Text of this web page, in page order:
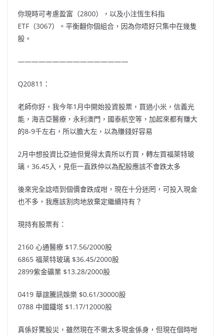
你現時可考慮盈富（2800），以及小注恆生科指
ETF（3067）。平衡翻你個組合，因為你唔好只集中在幾隻
股。
————————————————
Q20811：
老師你好，我今年1月中開始投資股票，買過小米，信義光
能，海吉亞醫療，永利澳門，國泰航空等，加起來都有賺大
的8-9千左右，所以膽大左，以為賺錢好容易
2月中想投資比亞迪但覺得太貴所以冇買，轉左買福萊特玻
璃，36.45入，見佢一直跌仲以為配股應該不會跌太多
後來完全諗唔到個價會跌成咁，現在十分迷罔，可投入現金
也不多，我應該割肉地放棄定繼續持有？
現持有股票有：
2160 心通醫療 $17.56/2000股
6865 福萊特玻璃 $36.45/2000股
2899紫金礦業 $13.28/2000股
0419 華誼騰訊娛樂 $0.61/30000股
0788 中國鐵塔 $1.17/12000股
真係好驚股災，雖然現在不需太多現金係身，但現在個時咁